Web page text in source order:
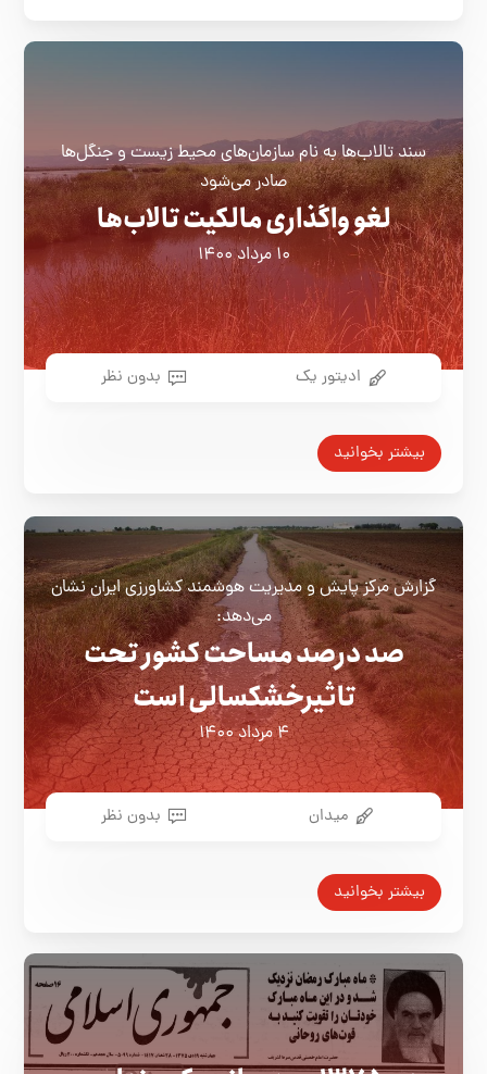
سند تالاب‌ها به نام سازمان‌های محیط ‌زیست و جنگل‌ها
صادر می‌شود
لغو واگذاری مالکیت تالاب‌ها
۱۰ مرداد ۱۴۰۰
ادیتور یک بدون نظر
بیشتر بخوانید
گزارش مرکز پایش و مدیریت هوشمند کشاورزی ایران نشان
می‌دهد:
صد درصد مساحت کشور تحت
تاثیرخشکسالی است
۴ مرداد ۱۴۰۰
میدان بدون نظر
بیشتر بخوانید